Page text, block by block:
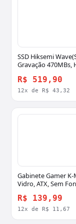
SSD Hiksemi
Gravação 470MBs,
R$ 519,90
12x de R$ 43,32
Gabinete Gamer K-
Vidro, ATX, Sem
R$ 139,99
12x de R$ 11,67